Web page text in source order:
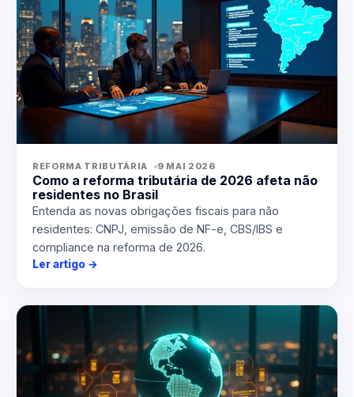
REFORMA TRIBUTÁRIA 9 MAI 2026
Como a reforma tributária de 2026 afeta não
residentes no Brasil
Entenda as novas obrigações fiscais para não
residentes: CNPJ, emissão de NF-e, CBS/IBS e
compliance na reforma de 2026.
Ler artigo →